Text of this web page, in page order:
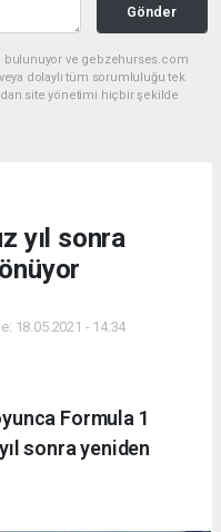
Gönder
bulunuyor ve gebzehurses.com
dolaylı tüm sorumluluğu tek
site yönetimi hiçbir şekilde
yıl sonra
18.05.2021 - 14:34
Formula 1
sonra yeniden